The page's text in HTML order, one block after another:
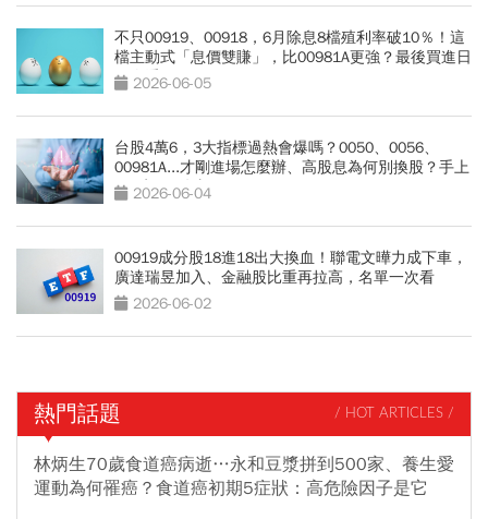
不只00919、00918，6月除息8檔殖利率破10％！這
檔主動式「息價雙賺」，比00981A更強？最後買進日
一次看
2026-06-05
台股4萬6，3大指標過熱會爆嗎？0050、0056、
00981A...才剛進場怎麼辦、高股息為何別換股？手上
ETF先做4件事
2026-06-04
00919成分股18進18出大換血！聯電文曄力成下車，
廣達瑞昱加入、金融股比重再拉高，名單一次看
2026-06-02
熱門話題 / HOT ARTICLES /
林炳生70歲食道癌病逝…永和豆漿拼到500家、養生愛
運動為何罹癌？食道癌初期5症狀：高危險因子是它